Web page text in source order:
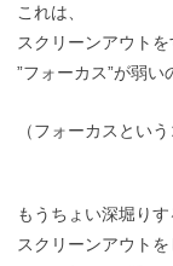
これは、
スクリーンアウト
”フォーカス”が弱い
（フォーカスとい
もうちょい深堀りす
スクリーンアウトを